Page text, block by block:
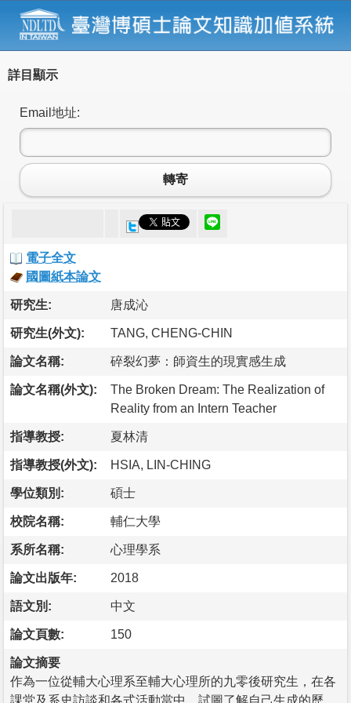
詳目顯示
Email地址:
轉寄
電子全文
國圖紙本論文
研究生: 唐成沁
研究生(外文): TANG, CHENG-CHIN
論文名稱: 碎裂幻夢：師資生的現實感生成
論文名稱(外文):
The Broken Dream: The Realization of
Reality from an Intern Teacher
指導教授: 夏林清
指導教授(外文): HSIA, LIN-CHING
學位類別: 碩士
校院名稱: 輔仁大學
系所名稱: 心理學系
論文出版年: 2018
語文別: 中文
論文頁數: 150
論文摘要
作為一位從輔大心理系至輔大心理所的九零後研究生，在各
課堂及系史訪談和各式活動當中，試圖了解自己生成的歷